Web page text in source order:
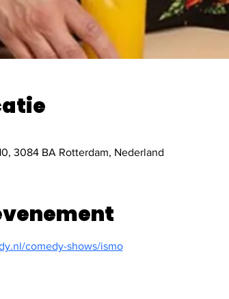
3084 BA Rotterdam, Nederland
comedy-shows/ismo